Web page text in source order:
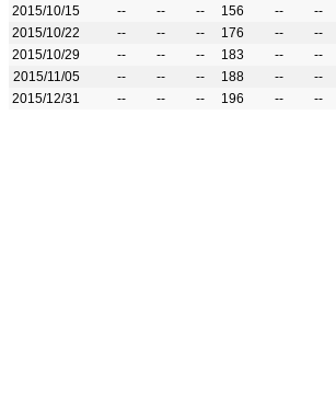
2015/10/15
-- -- -- 156 -- --
2015/10/22
-- -- -- 176 -- --
2015/10/29
-- -- -- 183 -- --
2015/11/05
-- -- -- 188 -- --
2015/12/31
-- -- -- 196 -- --